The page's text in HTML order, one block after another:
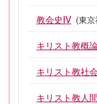
教会史IV (東
キリスト教概
キリスト教社
キリスト教人